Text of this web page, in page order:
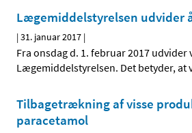
Lægemiddelstyrelsen udvider
|31. januar 2017 |
Fra onsdag d. 1. februar 2017 udvider
Lægemiddelstyrelsen. Det betyder, at
Tilbagetrækning af visse
paracetamol